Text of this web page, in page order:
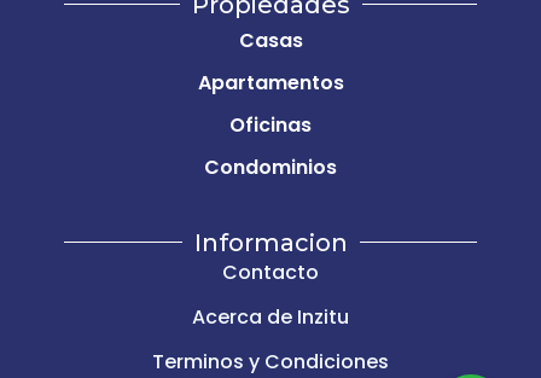
Casas
Apartamentos
Oficinas
Condominios
Informacion
Contacto
Acerca de Inzitu
Terminos y Condiciones